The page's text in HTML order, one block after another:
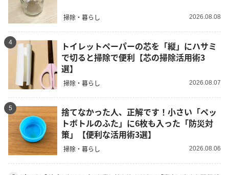
掃除・暮らし 2026.08.08
4
トイレットペーパーの芯を「縦」にハサミ
で切ると掃除で便利【芯の掃除活用術3
選】
掃除・暮らし 2026.08.07
5
捨てなかった人、正解です！小さい「ペッ
トボトルのふた」に6枚も入った「防災対
策」【便利な活用術3選】
掃除・暮らし 2026.08.06